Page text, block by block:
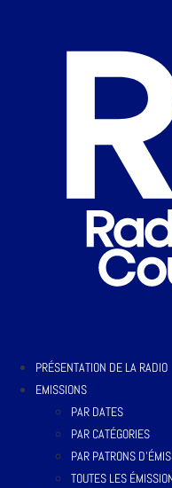
PRÉSENTATION DE LA RADIO
EMISSIONS
PAR DATES
PAR CATÉGORIES
PAR PATRONS
TOUTES LES